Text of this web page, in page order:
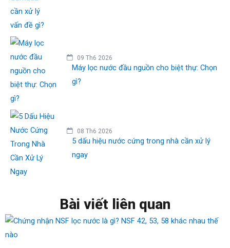
09 Th6 2026
Máy lọc nước đầu nguồn cho biệt thự: Chọn
gì?
08 Th6 2026
5 dấu hiệu nước cứng trong nhà cần xử lý
ngay
Bài viết liên quan